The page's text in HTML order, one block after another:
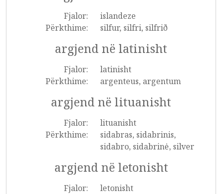
Fjalor:
islandeze
Përkthime:
silfur, silfri, silfrið
argjend në latinisht
Fjalor:
latinisht
Përkthime:
argenteus, argentum
argjend në lituanisht
Fjalor:
lituanisht
Përkthime:
sidabras, sidabrinis,
sidabro, sidabrinė, silver
argjend në letonisht
Fjalor:
letonisht